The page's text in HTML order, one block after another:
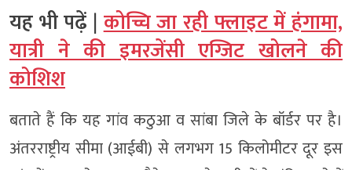
यह भी पढ़ें |कोच्चि जा रही फ्लाइट में हंगामा,
यात्री ने की इमरजेंसी एग्जिट खोलने की
कोशिश
बताते हैं कि यह गांव कठुआ व सांबा जिले के बॉर्डर पर है।
अंतरराष्ट्रीय सीमा (आईबी) से लगभग 15 किलोमीटर दूर इस